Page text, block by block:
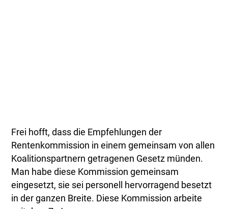
Frei hofft, dass die Empfehlungen der
Rentenkommission in einem gemeinsam von allen
Koalitionspartnern getragenen Gesetz münden.
Man habe diese Kommission gemeinsam
eingesetzt, sie sei personell hervorragend besetzt
in der ganzen Breite. Diese Kommission arbeite